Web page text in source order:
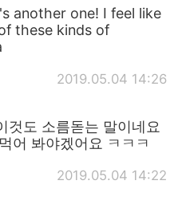
another one! I feel like
these kinds of
2019.05.04 14:26
것도 소름돋는 말이네요
어 봐야겠어요 ㅋㅋㅋ
2019.05.04 14:22